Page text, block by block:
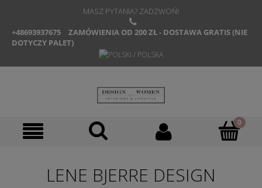
MASZ PYTANIA? ZADZWOŃ!
+48693937675
ZAMÓWIENIA OD 200 ZŁ - DOSTAWA GRATIS (NIE
DOTYCZY PALET)
LENE BJERRE DESIGN